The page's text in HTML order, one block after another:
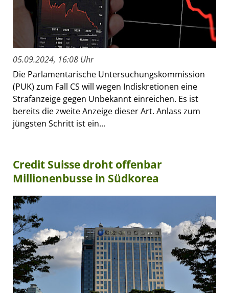
05.09.2024, 16:08 Uhr
Die Parlamentarische Untersuchungskommission
(PUK) zum Fall CS will wegen Indiskretionen eine
Strafanzeige gegen Unbekannt einreichen. Es ist
bereits die zweite Anzeige dieser Art. Anlass zum
jüngsten Schritt ist ein...
Credit Suisse droht offenbar
Millionenbusse in Südkorea